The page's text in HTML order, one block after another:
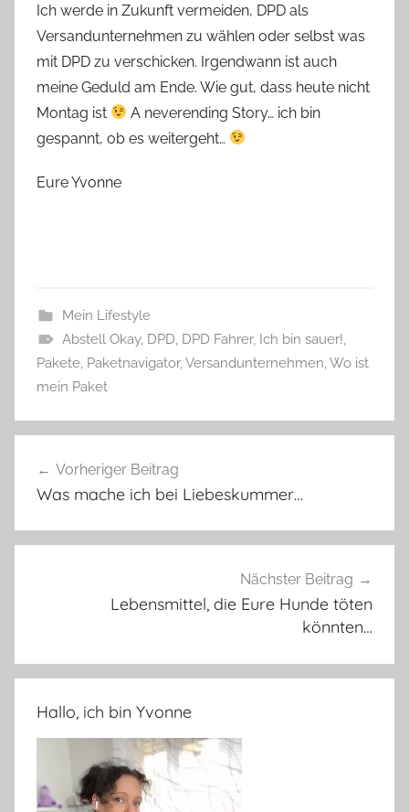
Ich werde in Zukunft vermeiden, DPD als
Versandunternehmen zu wählen oder selbst was
mit DPD zu verschicken. Irgendwann ist auch
meine Geduld am Ende. Wie gut, dass heute nicht
Montag ist
A neverending Story… ich bin
gespannt, ob es weitergeht…
Eure Yvonne
Mein Lifestyle
Abstell Okay, DPD, DPD Fahrer, Ich bin sauer!,
Pakete, Paketnavigator,Versandunternehmen,Wo ist
mein Paket
Vorheriger Beitrag
Was mache ich bei Liebeskummer…
Nächster Beitrag
Lebensmittel, die Eure Hunde töten
könnten…
Hallo, ich bin Yvonne